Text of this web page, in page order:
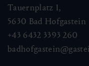
Tauernplatz 1,
5630 Bad Hofgastein
+43 6432 3393 260